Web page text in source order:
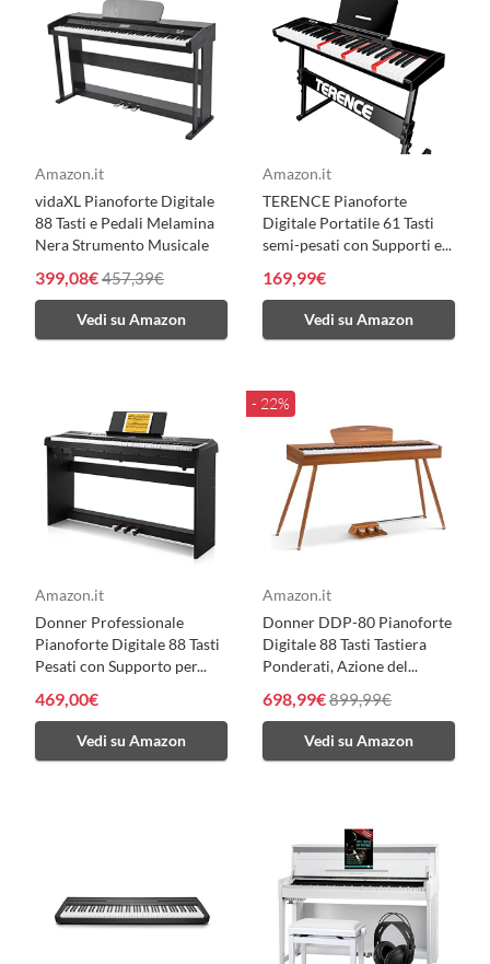
Amazon.it
vidaXL Pianoforte Digitale
88 Tasti e Pedali Melamina
Nera Strumento Musicale
399,08€457,39€
Vedi su Amazon
Amazon.it
TERENCE Pianoforte
Digitale Portatile 61 Tasti
semi-pesati con Supporti e...
169,99€
Vedi su Amazon
Amazon.it
Donner Professionale
Pianoforte Digitale 88 Tasti
Pesati con Supporto per...
469,00€
Vedi su Amazon
- 22%
Amazon.it
Donner DDP-80 Pianoforte
Digitale 88 Tasti Tastiera
Ponderati, Azione del...
698,99€899,99€
Vedi su Amazon